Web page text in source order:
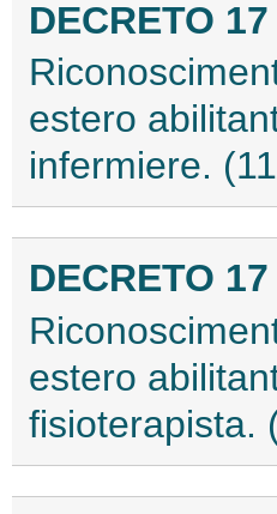
DECRETO
estero
infermiere.
DECRETO
estero
fisioterapista.